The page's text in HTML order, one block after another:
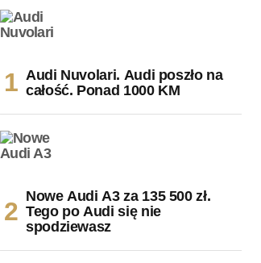
Audi Nuvolari. Audi poszło na
całość. Ponad 1000 KM
Nowe Audi A3 za 135 500 zł.
Tego po Audi się nie
spodziewasz